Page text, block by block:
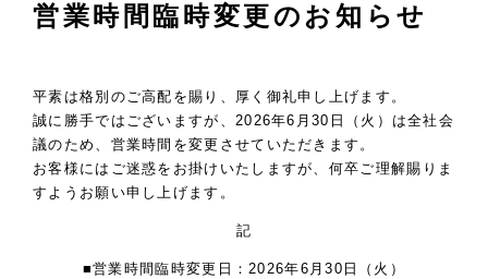
営業時間臨時変更のお知らせ
平素は格別のご高配を賜り、厚く御礼申し上げます。
誠に勝手ではございますが、2026年6月30日（火）は全社会
議のため、営業時間を変更させていただきます。
お客様にはご迷惑をお掛けいたしますが、何卒ご理解賜りま
すようお願い申し上げます。
記
■営業時間臨時変更日：2026年6月30日（火）